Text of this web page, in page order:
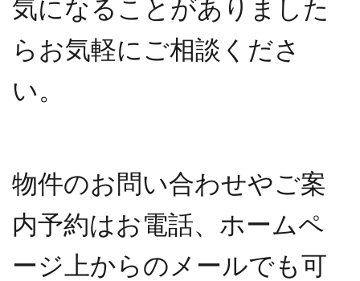
気になることがありました
らお気軽にご相談くださ
い。
物件のお問い合わせやご案
内予約はお電話、ホームペ
ージ上からのメールでも可